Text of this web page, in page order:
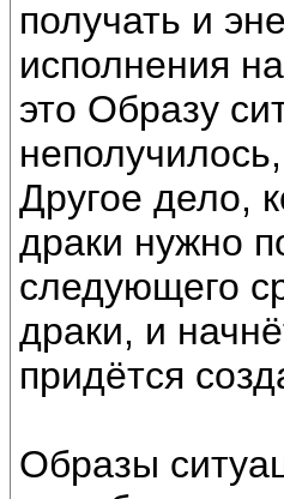
получать и
исполнения
это Образу
Другое дело,
драки нужно
следующего
драки, и
придётся
Образы